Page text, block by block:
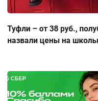
Туфли – от 38 руб.,
назвали цены на